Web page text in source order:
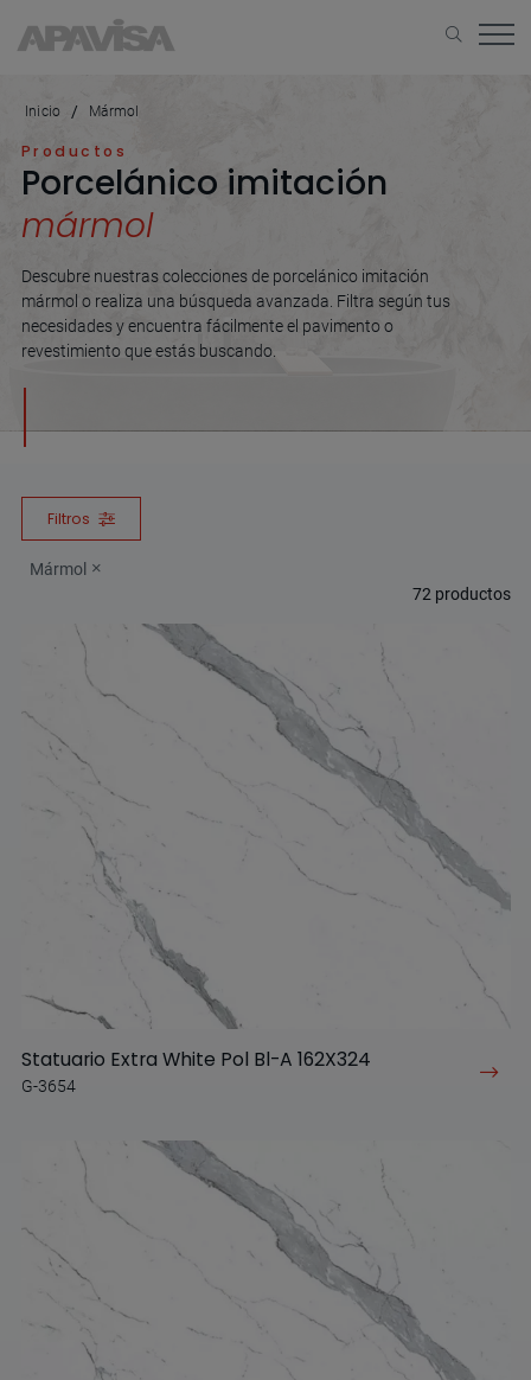
Inicio Mármol
Productos
Porcelánico imitación
mármol
Descubre nuestras colecciones de porcelánico imitación
mármol o realiza una búsqueda avanzada. Filtra según tus
necesidades y encuentra fácilmente el pavimento o
revestimiento que estás buscando.
Filtros
Mármol
72 productos
Statuario Extra White Pol Bl-A 162X324
G-3654